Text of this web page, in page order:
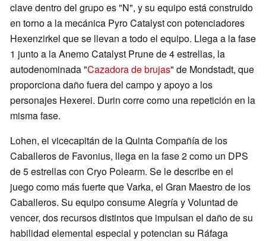
clave dentro del grupo es "N", y su equipo está construido
en torno a la mecánica Pyro Catalyst con potenciadores
Hexenzirkel que se llevan a todo el equipo. Llega a la fase
1 junto a la Anemo Catalyst Prune de 4 estrellas, la
autodenominada "Cazadora de brujas" de Mondstadt, que
proporciona daño fuera del campo y apoyo a los
personajes Hexerei. Durin corre como una repetición en la
misma fase.
Lohen, el vicecapitán de la Quinta Compañía de los
Caballeros de Favonius, llega en la fase 2 como un DPS
de 5 estrellas con Cryo Polearm. Se le describe en el
juego como más fuerte que Varka, el Gran Maestro de los
Caballeros. Su equipo consume Alegría y Voluntad de
vencer, dos recursos distintos que impulsan el daño de su
habilidad elemental especial y potencian su Ráfaga